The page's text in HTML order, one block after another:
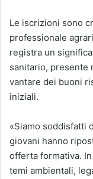
Le iscrizioni sono
professionale
registra un
sanitario, presente
vantare dei buoni
iniziali.
«Siamo soddisfatti
giovani hanno
offerta formativa.
temi ambientali,